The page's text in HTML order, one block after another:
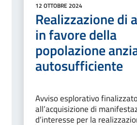
12 OTTOBRE 2024
Realizzazione di
in favore della
popolazione
autosufficiente
Avviso esplorativo
all’acquisizione di
d’interesse per la